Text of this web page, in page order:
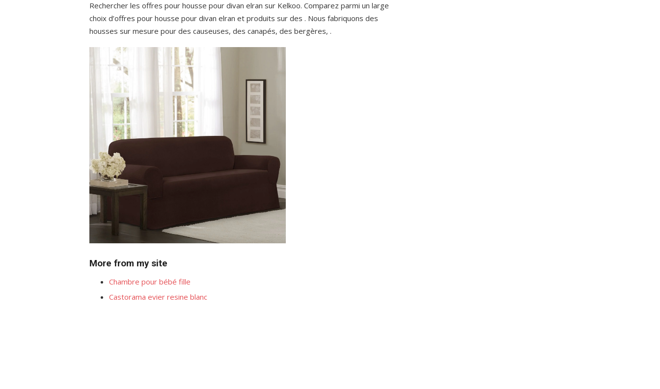
Rechercher les offres pour housse pour divan elran sur Kelkoo. Comparez parmi un large
choix d’offres pour housse pour divan elran et produits sur des . Nous fabriquons des
housses sur mesure pour des causeuses, des canapés, des bergères, .
More from my site
Chambre pour bébé fille
Castorama evier resine blanc